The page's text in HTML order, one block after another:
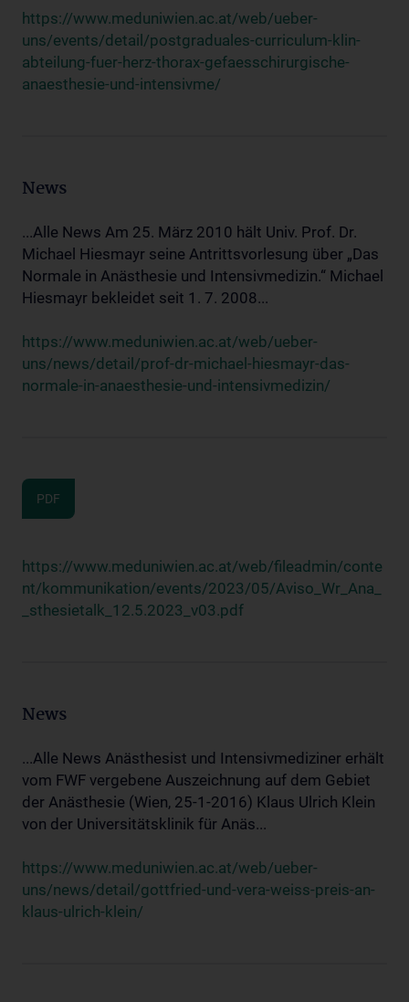
https://www.meduniwien.ac.at/web/ueber-
uns/events/detail/postgraduales-curriculum-klin-
abteilung-fuer-herz-thorax-gefaesschirurgische-
anaesthesie-und-intensivme/
News
...Alle News Am 25. März 2010 hält Univ. Prof. Dr.
Michael Hiesmayr seine Antrittsvorlesung über „Das
Normale in Anästhesie und Intensivmedizin.“ Michael
Hiesmayr bekleidet seit 1. 7. 2008...
https://www.meduniwien.ac.at/web/ueber-
uns/news/detail/prof-dr-michael-hiesmayr-das-
normale-in-anaesthesie-und-intensivmedizin/
PDF
https://www.meduniwien.ac.at/web/fileadmin/conte
nt/kommunikation/events/2023/05/Aviso_Wr_Ana_
_sthesietalk_12.5.2023_v03.pdf
News
...Alle News Anästhesist und Intensivmediziner erhält
vom FWF vergebene Auszeichnung auf dem Gebiet
der Anästhesie (Wien, 25-1-2016) Klaus Ulrich Klein
von der Universitätsklinik für Anäs...
https://www.meduniwien.ac.at/web/ueber-
uns/news/detail/gottfried-und-vera-weiss-preis-an-
klaus-ulrich-klein/